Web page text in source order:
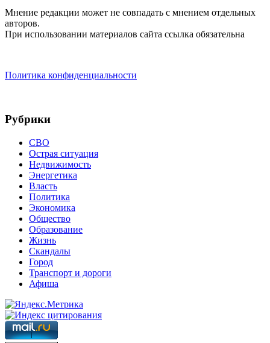
Мнение редакции может не совпадать с мнением отдельных
авторов.
При использовании материалов сайта ссылка обязательна
Политика конфиденциальности
Рубрики
СВО
Острая ситуация
Недвижимость
Энергетика
Власть
Политика
Экономика
Общество
Образование
Жизнь
Скандалы
Город
Транспорт и дороги
Афиша